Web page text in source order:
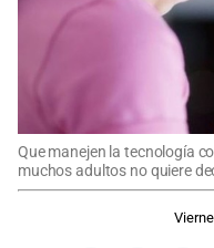
Que manejen la tecnología
muchos adultos no quiere